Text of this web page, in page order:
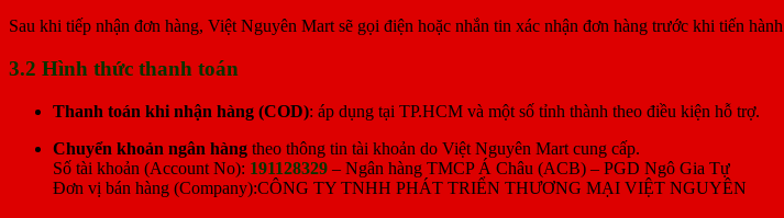
Sau khi tiếp nhận đơn hàng, Việt Nguyên Mart sẽ gọi điện hoặc nhắn tin xác nhận đơn hàng trước khi tiến
3.2 Hình thức thanh toán
Thanh toán khi nhận hàng (COD): áp dụng tại TP.HCM và một số tỉnh thành theo điều kiện hỗ trợ.
Chuyển khoản ngân hàng theo thông tin tài khoản do Việt Nguyên Mart cung cấp.
Số tài khoản (Account No): 191128329 – Ngân hàng TMCP Á Châu (ACB) – PGD Ngô Gia Tự
Đơn vị bán hàng (Company):CÔNG TY TNHH PHÁT TRIỂN THƯƠNG MẠI VIỆT NGUYÊN